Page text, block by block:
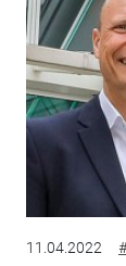
11.04.2022